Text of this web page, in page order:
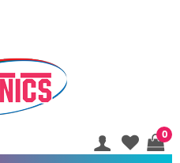
0